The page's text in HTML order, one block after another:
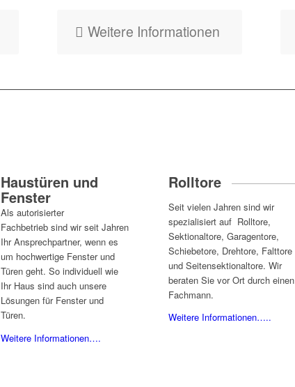
Weitere Informationen
Haustüren und
Fenster
Als autorisierter
Fachbetrieb sind wir seit Jahren
Ihr Ansprechpartner, wenn es
um hochwertige Fenster und
Türen geht. So individuell wie
Ihr Haus sind auch unsere
Lösungen für Fenster und
Türen.
Weitere Informationen….
Rolltore
Seit vielen Jahren sind wir
spezialisiert auf Rolltore,
Sektionaltore, Garagentore,
Schiebetore, Drehtore, Falttore
und Seitensektionaltore. Wir
beraten Sie vor Ort durch einen
Fachmann.
Weitere Informationen…..